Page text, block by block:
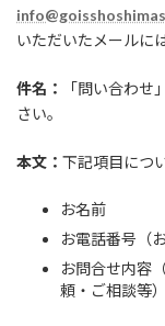
いただいたメールに
件名：
「問い合わ
さい。
本文： 下記項目につ
お名前
お電話番号（
お問合せ内容
頼・ご相談等）